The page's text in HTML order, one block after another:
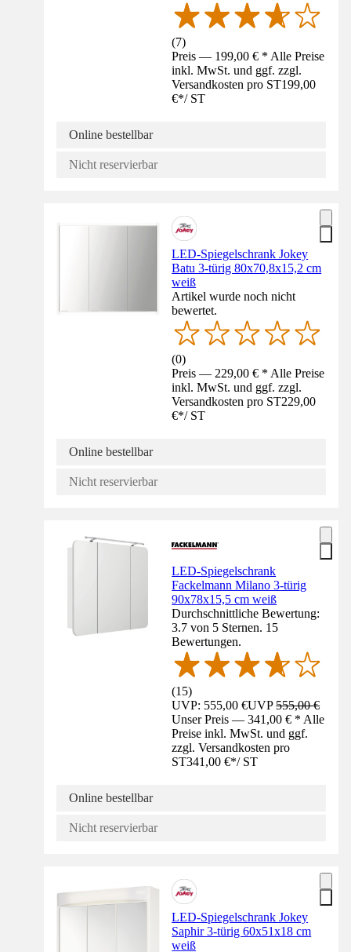
(7)
Preis — 199,00 € * Alle Preise
inkl. MwSt. und ggf. zzgl.
Versandkosten pro ST199,00
€*/ ST
Online bestellbar
Nicht reservierbar
LED-Spiegelschrank Jokey
Batu 3-türig 80x70,8x15,2 cm
weiß
Artikel wurde noch nicht
bewertet.
(0)
Preis — 229,00 € * Alle Preise
inkl. MwSt. und ggf. zzgl.
Versandkosten pro ST229,00
€*/ ST
Online bestellbar
Nicht reservierbar
LED-Spiegelschrank
Fackelmann Milano 3-türig
90x78x15,5 cm weiß
Durchschnittliche Bewertung:
3.7 von 5 Sternen. 15
Bewertungen.
(15)
UVP: 555,00 €UVP555,00 €
Unser Preis — 341,00 € * Alle
Preise inkl. MwSt. und ggf.
zzgl. Versandkosten pro
ST341,00 €*/ ST
Online bestellbar
Nicht reservierbar
LED-Spiegelschrank Jokey
Saphir 3-türig 60x51x18 cm
weiß